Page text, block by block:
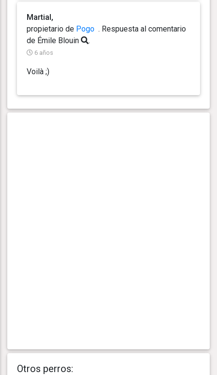
Martial,
propietario de Pogo . Respuesta al comentario
de Émile Blouin
.
6 años
Voilà ;)
Otros perros: